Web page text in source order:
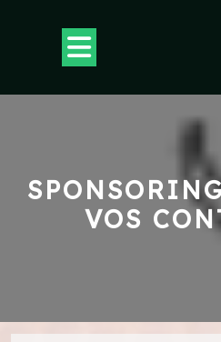
Button
VOS